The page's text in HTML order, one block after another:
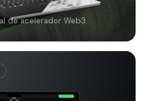
de acelerador Web3.